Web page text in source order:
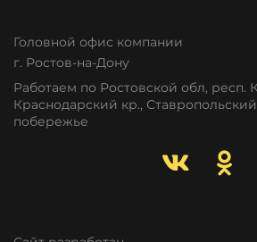
Головной офис компании
г. Ростов-на-Дону
Работаем по Ростовской обл, респ.
Краснодарский кр.,
побережье